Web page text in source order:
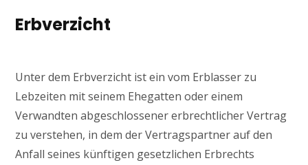
Erbverzicht
Unter dem Erbverzicht ist ein vom Erblasser zu
Lebzeiten mit seinem Ehegatten oder einem
Verwandten abgeschlossener erbrechtlicher Vertrag
zu verstehen, in dem der Vertragspartner auf den
Anfall seines künftigen gesetzlichen Erbrechts